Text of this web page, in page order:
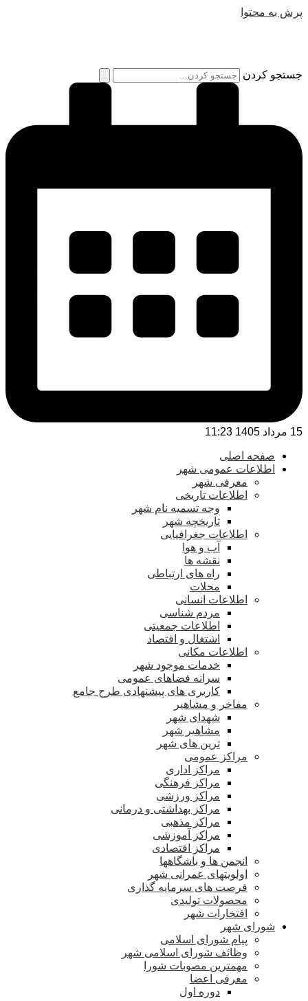
پرش به محتوا
جستجو کردن
15 مرداد 1405 11:23
صفحه اصلی
اطلاعات عمومی شهر
معرفی شهر
اطلاعات تاریخی
وجه تسمیه نام شهر
تاریخچه شهر
اطلاعات جغرافیایی
آب و هوا
نقشه ها
راه های ارتباطی
محلات
اطلاعات انسانی
مردم شناسی
اطلاعات جمعیتی
اشتغال و اقتصاد
اطلاعات مکانی
خدمات موجود شهر
سرانه فضاهای عمومی
کاربری های پیشنهادی طرح جامع
مفاخر و مشاهیر
شهدای شهر
مشاهیر شهر
ترین های شهر
مراکز عمومی
مراکز اداری
مراکز فرهنگی
مراکز ورزشی
مراکز بهداشتی و درمانی
مراکز مذهبی
مراکز آموزشی
مراکز اقتصادی
انجمن ها و باشگاهها
اولویتهای عمرانی شهر
فرصت های سرمایه گذاری
محصولات تولیدی
افتخارات شهر
شورای شهر
پیام شورای اسلامی
وظائف شورای اسلامی شهر
مهمترین مصوبات شورا
معرفی اعضا
دوره اول